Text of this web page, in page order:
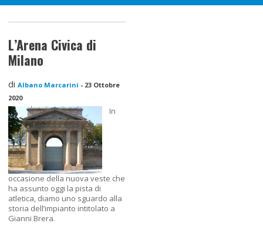
L’Arena Civica di
Milano
diAlbano Marcarini - 23 Ottobre
2020
In
occasione della nuova veste che
ha assunto oggi la pista di
atletica, diamo uno sguardo alla
storia dell’impianto intitolato a
Gianni Brera.